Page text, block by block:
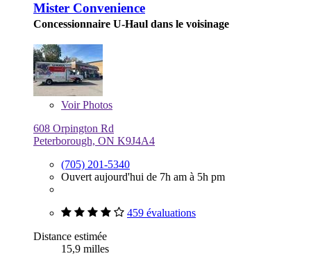
Mister Convenience
Concessionnaire U-Haul dans le voisinage
VoirPhotos
608 Orpington Rd
Peterborough, ON K9J4A4
(705) 201-5340
Ouvert aujourd'hui de 7h am à 5h pm
459 évaluations
Distance estimée
15,9 milles